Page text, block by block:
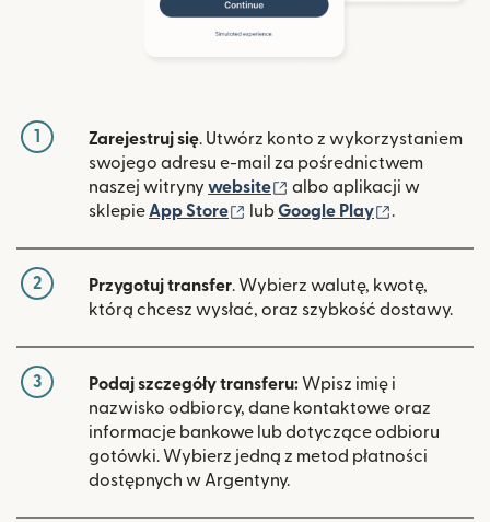
1 Zarejestruj się. Utwórz konto z wykorzystaniem
swojego adresu e-mail za pośrednictwem
naszej witryny website (otwiera się w nowym
albo aplikacji w
sklepie App Store (otwiera się w nowym oknie)
lubGoogle Play .
2 Przygotuj transfer. Wybierz walutę, kwotę,
którą chcesz wysłać, oraz szybkość dostawy.
3 Podaj szczegóły transferu: Wpisz imię i
nazwisko odbiorcy, dane kontaktowe oraz
informacje bankowe lub dotyczące odbioru
gotówki. Wybierz jedną z metod płatności
dostępnych w Argentyny.